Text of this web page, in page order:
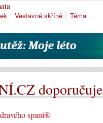
Vestavné skříně Téma
doporučuje
spaní®